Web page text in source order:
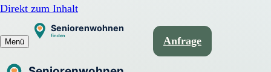
Direkt zum Inhalt
Menü Anfrage